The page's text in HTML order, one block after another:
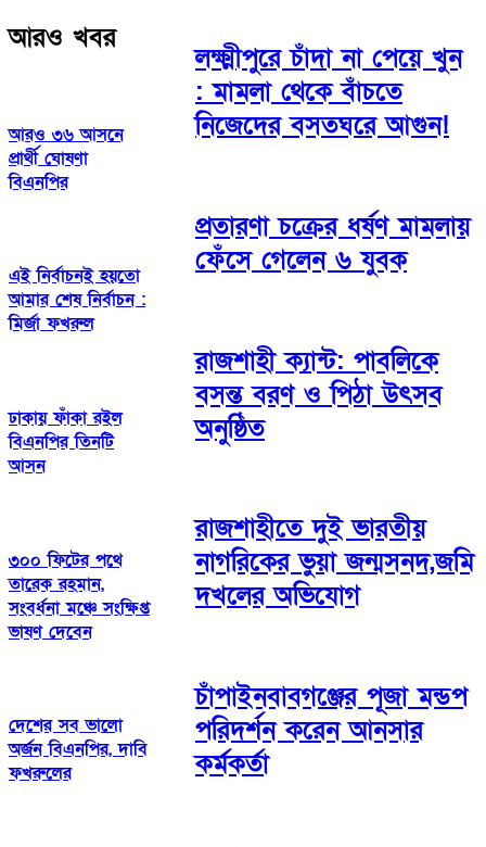
আরও খবর
আরও ৩৬ আসনে
প্রার্থী ঘোষণা
বিএনপির
এই নির্বাচনই হয়তো
আমার শেষ নির্বাচন :
মির্জা ফখরুল
ঢাকায় ফাঁকা রইল
বিএনপির তিনটি
আসন
৩০০ ফিটের পথে
তারেক রহমান,
সংবর্ধনা মঞ্চে সংক্ষিপ্ত
ভাষণ দেবেন
দেশের সব ভালো
অর্জন বিএনপির, দাবি
ফখরুলের
লক্ষ্মীপুরে চাঁদা না পেয়ে খুন
: মামলা থেকে বাঁচতে
নিজেদের বসতঘরে আগুন!
প্রতারণা চক্রের ধর্ষণ মামলায়
ফেঁসে গেলেন ৬ যুবক
রাজশাহী ক্যান্ট: পাবলিকে
বসন্ত বরণ ও পিঠা উৎসব
অনুষ্ঠিত
রাজশাহীতে দুই ভারতীয়
নাগরিকের ভুয়া জন্মসনদ,জমি
দখলের অভিযোগ
চাঁপাইনবাবগঞ্জের পূজা মন্ডপ
পরিদর্শন করেন আনসার
কর্মকর্তা